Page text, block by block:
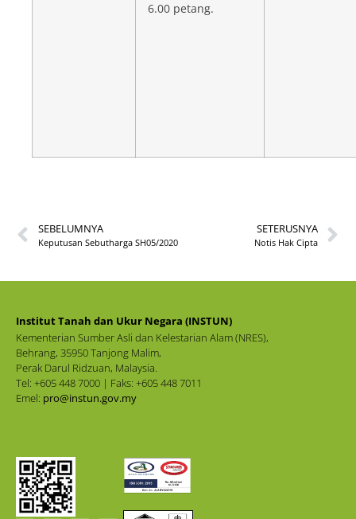
6.00 petang.
SEBELUMNYA
Keputusan Sebutharga SH05/2020
SETERUSNYA
Notis Hak Cipta
Institut Tanah dan Ukur Negara (INSTUN)
Kementerian Sumber Asli dan Kelestarian Alam (NRES),
Behrang, 35950 Tanjong Malim,
Perak Darul Ridzuan, Malaysia.
Tel: +605 448 7000 | Faks: +605 448 7011
Emel: pro@instun.gov.my